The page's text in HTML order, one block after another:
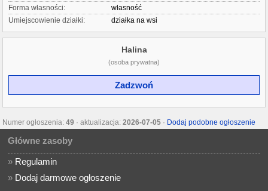
Forma własności:
własność
Umiejscowienie działki:
działka na wsi
Halina
(osoba prywatna)
Zadzwoń
Numer ogłoszenia:49 · aktualizacja:2026-07-05 · Dodaj podobne ogłoszenie
Główne zasoby
» Regulamin
» Dodaj darmowe ogłoszenie